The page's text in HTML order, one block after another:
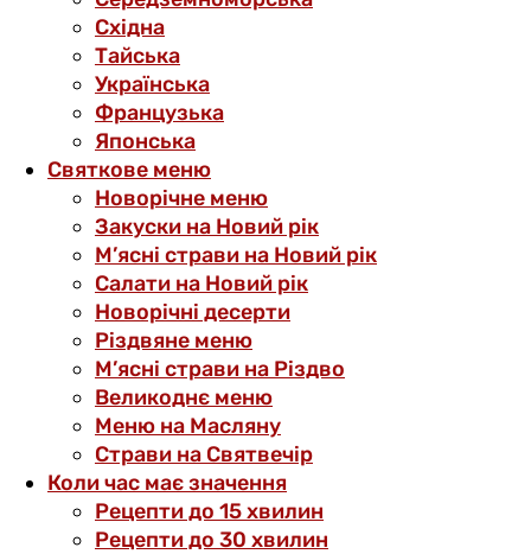
Східна
Тайська
Українська
Французька
Японська
Святкове меню
Новорічне меню
Закуски на Новий рік
М’ясні страви на Новий рік
Салати на Новий рік
Новорічні десерти
Різдвяне меню
М’ясні страви на Різдво
Великоднє меню
Меню на Масляну
Страви на Святвечір
Коли час має значення
Рецепти до 15 хвилин
Рецепти до 30 хвилин